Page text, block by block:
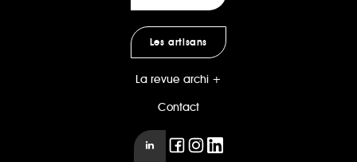
Les artisans
La revue archi +
Contact